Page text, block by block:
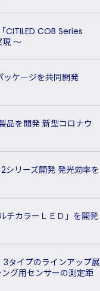
CITILED COB Series
～
ッケージを共同開発
品を開発 新型コロナウ
シリーズ開発 発光効率を
チカラーＬＥＤ」を開発
3タイプのラインアップ展
グ用センサーの測定距